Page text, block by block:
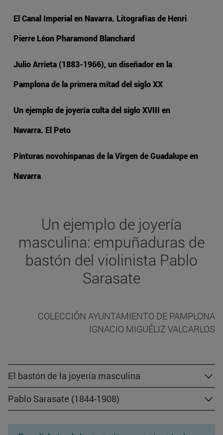
El Canal Imperial en Navarra. Litografías de Henri
Pierre Léon Pharamond Blanchard
Julio Arrieta (1883-1966), un diseñador en la
Pamplona de la primera mitad del siglo XX
Un ejemplo de joyería culta del siglo XVIII en
Navarra. El Peto
Pinturas novohispanas de la Virgen de Guadalupe en
Navarra
Un ejemplo de joyería
masculina: empuñaduras de
bastón del violinista Pablo
Sarasate
COLECCIÓN AYUNTAMIENTO DE PAMPLONA
IGNACIO MIGUÉLIZ VALCARLOS
El bastón de la joyería masculina
Pablo Sarasate (1844-1908)